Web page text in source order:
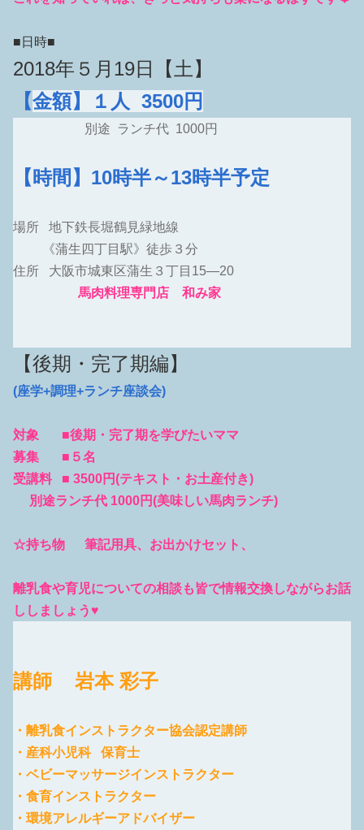
■日時■
2018年５月19日【土】
【金額】１人 3500円
別途 ランチ代 1000円
【時間】10時半～13時半予定
場所 地下鉄長堀鶴見緑地線
《蒲生四丁目駅》徒歩３分
住所 大阪市城東区蒲生３丁目15―20
馬肉料理専門店 和み家
【後期・完了期編】
(座学+調理+ランチ座談会)
対象 ■後期・完了期を学びたいママ
募集 ■５名
受講料 ■ 3500円(テキスト・お土産付き)
別途ランチ代 1000円(美味しい馬肉ランチ)
☆持ち物 筆記用具、お出かけセット、
離乳食や育児についての相談も皆で情報交換しながらお話
ししましょう♥️
講師 岩本 彩子
・離乳食インストラクター協会認定講師
・産科小児科 保育士
・ベビーマッサージインストラクター
・食育インストラクター
・環境アレルギーアドバイザー